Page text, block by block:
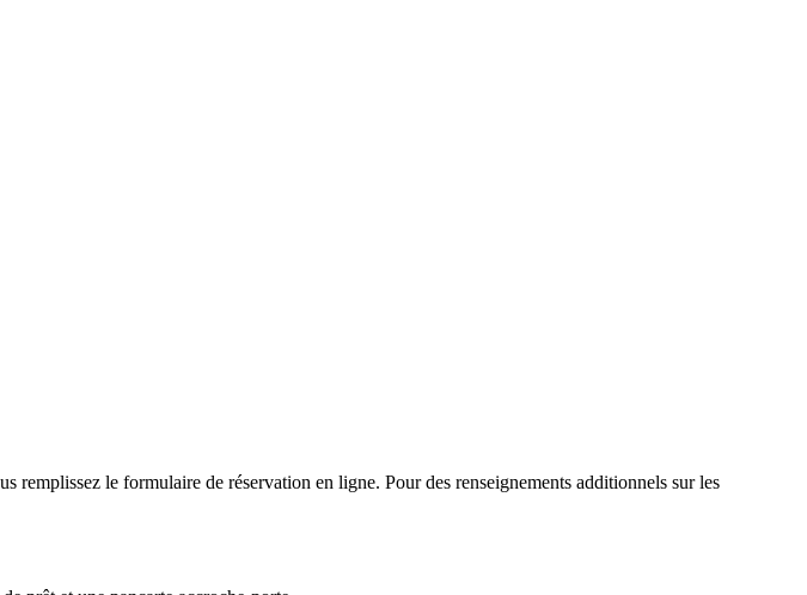
le formulaire de réservation en ligne. Pour des renseignements additionnels sur les